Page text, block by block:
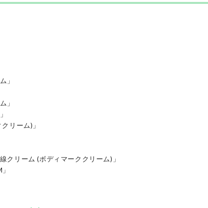
」
」
リーム)」
クリーム (ボディマーククリーム)」